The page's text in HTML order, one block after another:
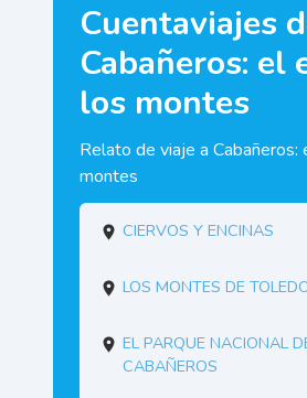
Cuentaviajes
Cabañeros: el
los montes
Relato de viaje a Cabañeros:
montes
Ciervos y encinas
Los Montes de
El Parque Nacional
Cabañeros